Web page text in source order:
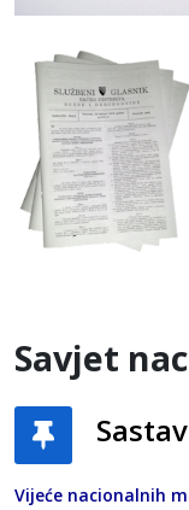
Savjet
Sastav
Vijeće nacionalnih